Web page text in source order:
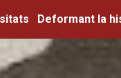
Deformant la